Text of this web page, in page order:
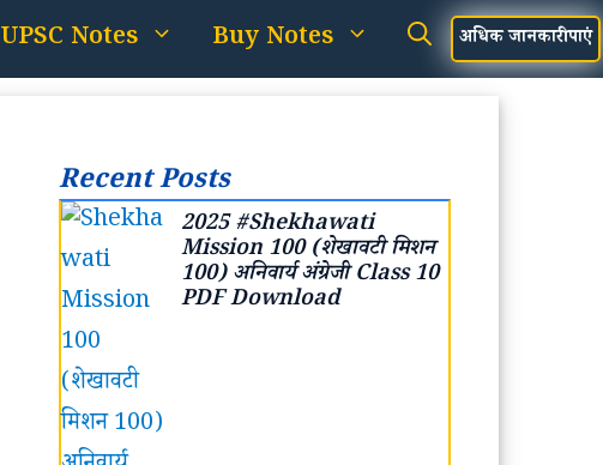
UPSC Notes Buy Notes अधिक जानकारी पाएं
Recent Posts
2025 #Shekhawati
Mission 100 (शेखावटी मिशन
100) अनिवार्य अंग्रेजी Class 10
PDF Download